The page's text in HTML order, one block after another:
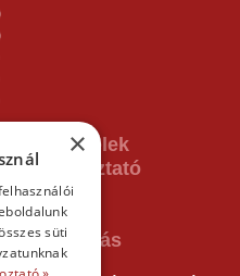
Feltételek
tájékoztató
×
süti